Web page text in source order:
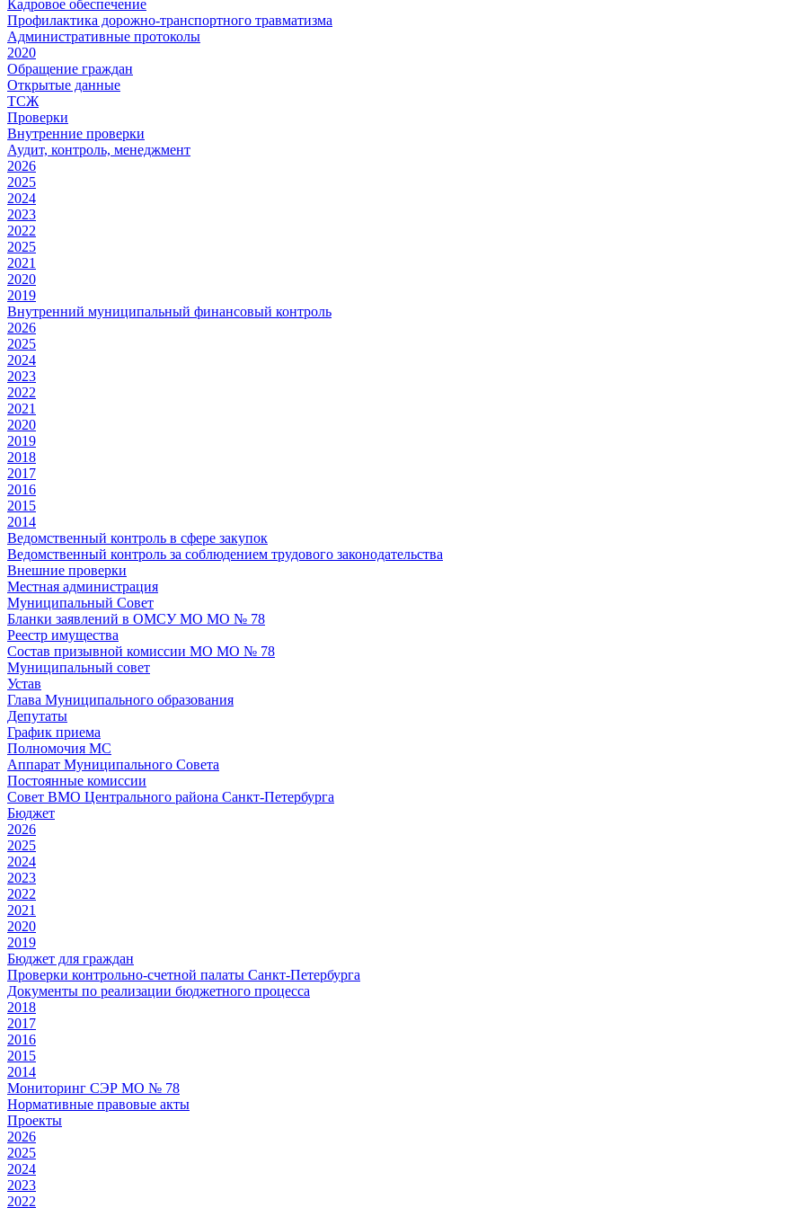
Кадровое обеспечение
Профилактика дорожно-транспортного травматизма
Административные протоколы
2020
Обращение граждан
Открытые данные
ТСЖ
Проверки
Внутренние проверки
Аудит, контроль, менеджмент
2026
2025
2024
2023
2022
2025
2021
2020
2019
Внутренний муниципальный финансовый контроль
2026
2025
2024
2023
2022
2021
2020
2019
2018
2017
2016
2015
2014
Ведомственный контроль в сфере закупок
Ведомственный контроль за соблюдением трудового законодательства
Внешние проверки
Местная администрация
Муниципальный Совет
Бланки заявлений в ОМСУ МО МО № 78
Реестр имущества
Состав призывной комиссии МО МО № 78
Муниципальный совет
Устав
Глава Муниципального образования
Депутаты
График приема
Полномочия МС
Аппарат Муниципального Совета
Постоянные комиссии
Совет ВМО Центрального района Санкт-Петербурга
Бюджет
2026
2025
2024
2023
2022
2021
2020
2019
Бюджет для граждан
Проверки контрольно-счетной палаты Санкт-Петербурга
Документы по реализации бюджетного процесса
2018
2017
2016
2015
2014
Мониторинг СЭР МО № 78
Нормативные правовые акты
Проекты
2026
2025
2024
2023
2022